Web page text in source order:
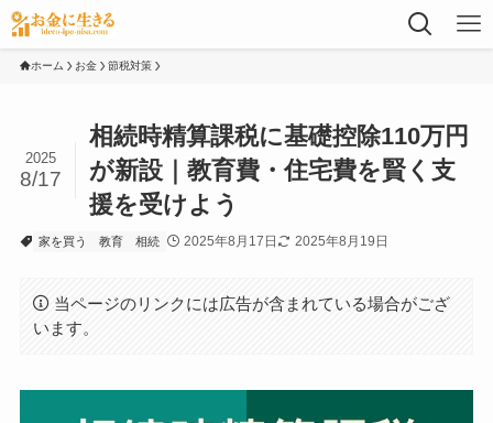
ホーム お金 節税対策
相続時精算課税に基礎控除110万円
が新設｜教育費・住宅費を賢く支
援を受けよう
2025
8/17
家を買う 教育 相続 2025年8月17日 2025年8月19日
当ページのリンクには広告が含まれている場合がござ
います。